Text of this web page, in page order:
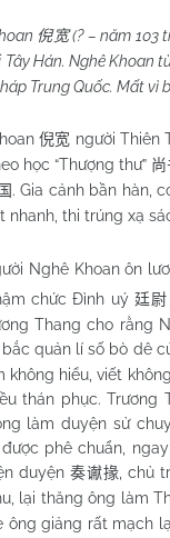
倪宽 (? – năm 103
Hán. Nghê Khoan
Trung Quốc. Mất vì
倪宽 người Thiên
học “Thượng thư” 尚
. Gia cảnh bần hàn,
nhanh, thi trúng xạ
Nghê Khoan ôn
chức Đình uý廷尉
Thang cho rằng
quản lí số bò dê
không hiểu, viết
thán phục. Trương
làm duyện sử
phê chuẩn,
duyện 奏谳掾 , chủ
lại thăng ông làm
ông giảng rất mạch